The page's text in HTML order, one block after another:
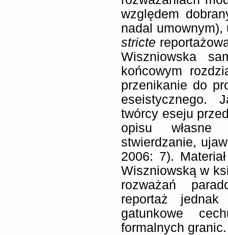
względem
nadal
stricte
Wiszniowska
końcowym
przenikanie do
eseistycznego.
twórcy eseju
opisu własne
stwierdzanie,
2006: 7).
Wiszniowską w
rozważań
reportaż
gatunkowe
formalnych granic.